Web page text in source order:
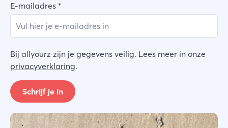
E-mailadres *
Bij allyourz zijn je gegevens veilig. Lees meer in onze
privacyverklaring.
Schrijf je in